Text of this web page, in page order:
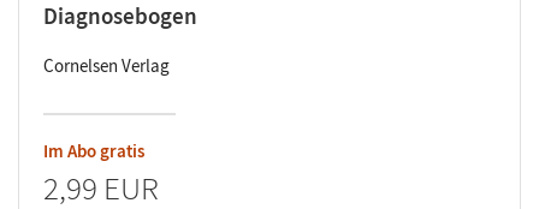
Diagnosebogen
Cornelsen Verlag
Im Abo gratis
2,99 EUR